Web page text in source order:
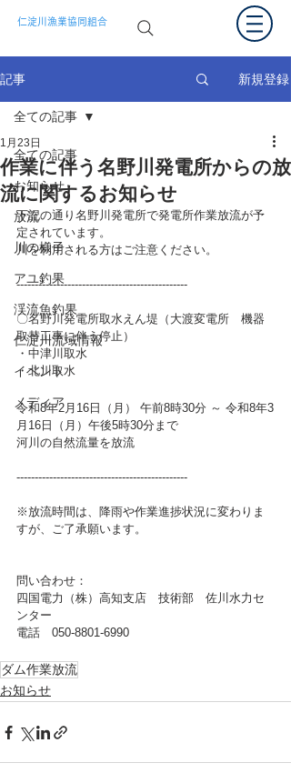
仁淀川漁業協同組合
記事 新規登録
全ての記事
お知らせ
放流
川の様子
アユ釣果
渓流魚釣果
仁淀川流域情報
イベント
メディア
全ての記事
作業に伴う名野川発電所からの放
流に関するお知らせ
1月23日
下記の通り名野川発電所で発電所作業放流が予
定されています。
川を利用される方はご注意ください。
-----------------------------------------------
〇名野川発電所取水えん堤（大渡変電所　機器
取替工事に伴う停止）
・中津川取水
・北川取水
令和8年2月16日（月） 午前8時30分 ～ 令和8年3
月16日（月）午後5時30分まで
河川の自然流量を放流
-----------------------------------------------
※放流時間は、降雨や作業進捗状況に変わりま
すが、ご了承願います。
問い合わせ：
四国電力（株）高知支店　技術部　佐川水力セ
ンター
電話　050-8801-6990
ダム作業放流
お知らせ